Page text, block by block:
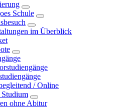
Schule
im Überblick
/ Online
ohne Abitur